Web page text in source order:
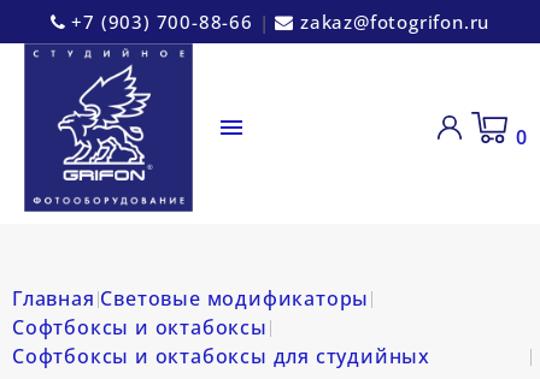
+7 (903) 700-88-66 | zakaz@fotogrifon.ru
 0
Главная Световые модификаторы
Софтбоксы и октабоксы
Софтбоксы и октабоксы для студийных